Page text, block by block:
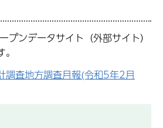
ンデータサイト（外部サイト）
調査地方調査月報(令和5年2月